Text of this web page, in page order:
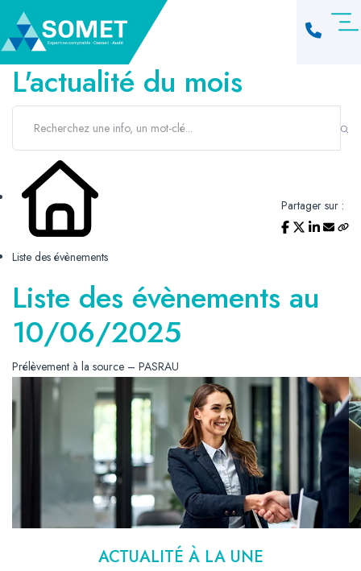
L'actualité du mois
Liste des évènements
Partager sur :
Liste des évènements au
10/06/2025
Prélèvement à la source – PASRAU
ACTUALITÉ À LA UNE